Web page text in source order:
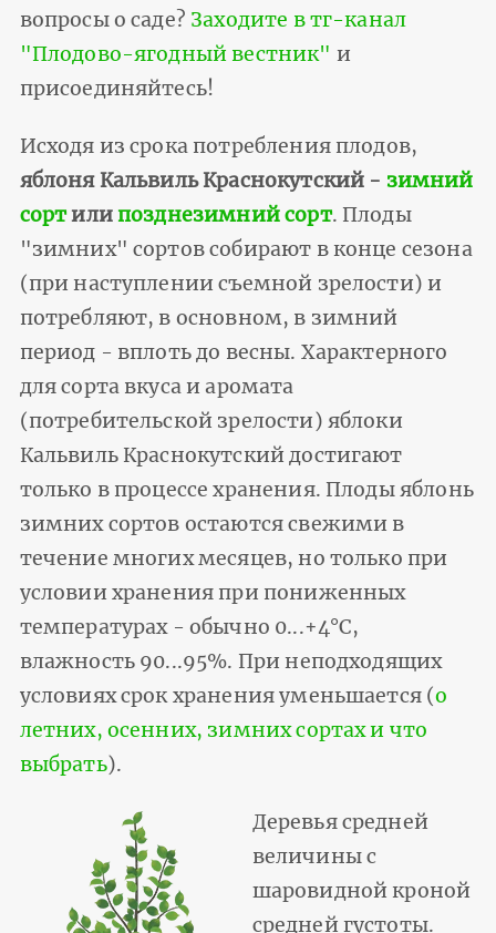
вопросы о саде? Заходите в тг-канал
"Плодово-ягодный вестник" и
присоединяйтесь!
Исходя из срока потребления плодов,
яблоня Кальвиль Краснокутский - зимний
сортилипозднезимний сорт. Плоды
"зимних" сортов собирают в конце сезона
(при наступлении съемной зрелости) и
потребляют, в основном, в зимний
период - вплоть до весны. Характерного
для сорта вкуса и аромата
(потребительской зрелости) яблоки
Кальвиль Краснокутский достигают
только в процессе хранения. Плоды яблонь
зимних сортов остаются свежими в
течение многих месяцев, но только при
условии хранения при пониженных
температурах - обычно 0...+4°С,
влажность 90...95%. При неподходящих
условиях срок хранения уменьшается (о
летних, осенних, зимних сортах и что
выбрать).
Деревья средней
величины с
шаровидной кроной
средней густоты.